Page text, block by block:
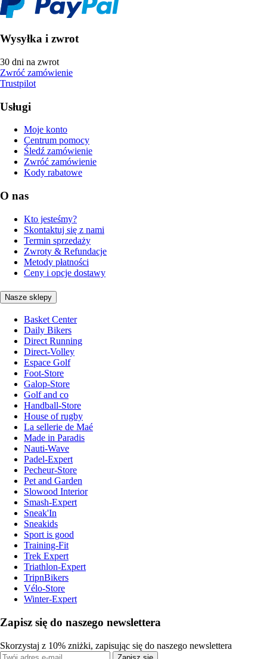
Wysyłka i zwrot
30 dni na zwrot
Zwróć zamówienie
Trustpilot
Usługi
Moje konto
Centrum pomocy
Śledź zamówienie
Zwróć zamówienie
Kody rabatowe
O nas
Kto jesteśmy?
Skontaktuj się z nami
Termin sprzedaży
Zwroty & Refundacje
Metody płatności
Ceny i opcje dostawy
Nasze sklepy
Basket Center
Daily Bikers
Direct Running
Direct-Volley
Espace Golf
Foot-Store
Galop-Store
Golf and co
Handball-Store
House of rugby
La sellerie de Maé
Made in Paradis
Nauti-Wave
Padel-Expert
Pecheur-Store
Pet and Garden
Slowood Interior
Smash-Expert
Sneak'In
Sneakids
Sport is good
Training-Fit
Trek Expert
Triathlon-Expert
TripnBikers
Vélo-Store
Winter-Expert
Zapisz się do naszego newslettera
Skorzystaj z 10% zniżki, zapisując się do naszego newslettera